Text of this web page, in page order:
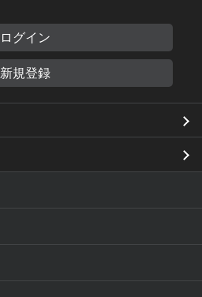
ログイン
新規登録